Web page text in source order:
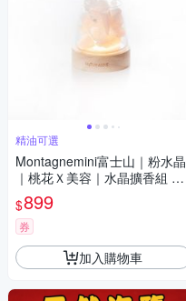
精油可選
Montagnemini富士山｜粉水晶
｜桃花Ｘ美容｜水晶擴香組 精
油可選
$899
券
加入購物車